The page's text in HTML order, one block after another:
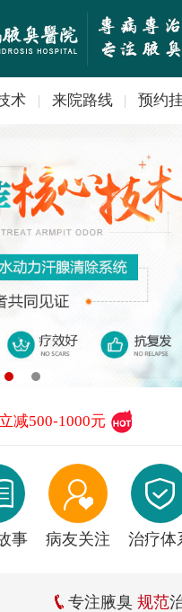
术 | 来院路线 | 预约
减500-1000元
事 病友关注 治疗体
专注腋臭 规范